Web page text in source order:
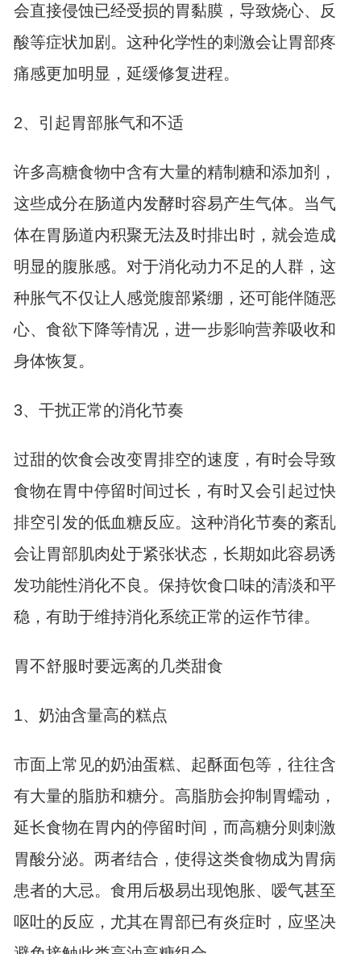
会直接侵蚀已经受损的胃黏膜，导致烧心、反
酸等症状加剧。这种化学性的刺激会让胃部疼
痛感更加明显，延缓修复进程。
2、引起胃部胀气和不适
许多高糖食物中含有大量的精制糖和添加剂，
这些成分在肠道内发酵时容易产生气体。当气
体在胃肠道内积聚无法及时排出时，就会造成
明显的腹胀感。对于消化动力不足的人群，这
种胀气不仅让人感觉腹部紧绷，还可能伴随恶
心、食欲下降等情况，进一步影响营养吸收和
身体恢复。
3、干扰正常的消化节奏
过甜的饮食会改变胃排空的速度，有时会导致
食物在胃中停留时间过长，有时又会引起过快
排空引发的低血糖反应。这种消化节奏的紊乱
会让胃部肌肉处于紧张状态，长期如此容易诱
发功能性消化不良。保持饮食口味的清淡和平
稳，有助于维持消化系统正常的运作节律。
胃不舒服时要远离的几类甜食
1、奶油含量高的糕点
市面上常见的奶油蛋糕、起酥面包等，往往含
有大量的脂肪和糖分。高脂肪会抑制胃蠕动，
延长食物在胃内的停留时间，而高糖分则刺激
胃酸分泌。两者结合，使得这类食物成为胃病
患者的大忌。食用后极易出现饱胀、嗳气甚至
呕吐的反应，尤其在胃部已有炎症时，应坚决